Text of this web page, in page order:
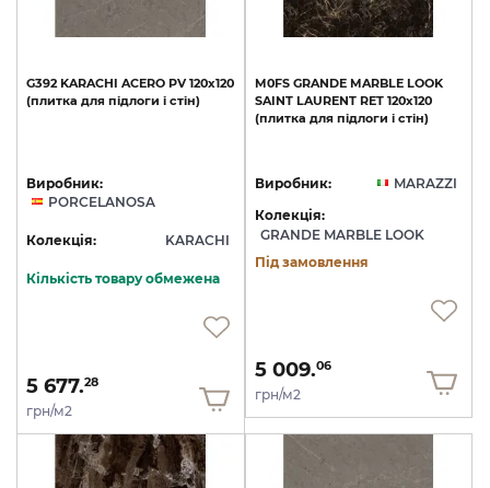
G392 KARACHI ACERO PV 120x120
(плитка для підлоги і стін)
Виробник:
PORCELANOSA
Колекція: KARACHI
Кількість товару обмежена
5 677.28
грн/м2
M0FS GRANDE MARBLE LOOK
SAINT LAURENT RET 120х120
(плитка для підлоги і стін)
Виробник:
MARAZZI
Колекція:
GRANDE MARBLE LOOK
Під замовлення
5 009.06
грн/м2